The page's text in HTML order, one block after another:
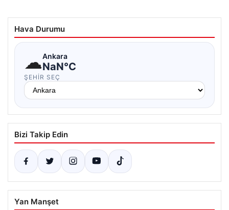
Hava Durumu
☁Ankara
NaN°C
ŞEHIR SEÇ
Bizi Takip Edin
Yan Manşet